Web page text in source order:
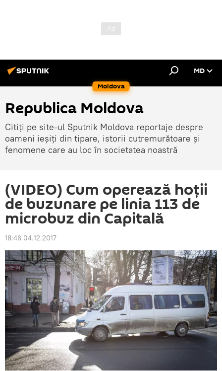
Moldova
MD
Republica Moldova
Citiți pe site-ul Sputnik Moldova reportaje despre
oameni ieșiți din tipare, istorii cutremurătoare și
fenomene care au loc în societatea noastră
(VIDEO) Cum operează hoții
de buzunare pe linia 113 de
microbuz din Capitală
18:46 04.12.2017